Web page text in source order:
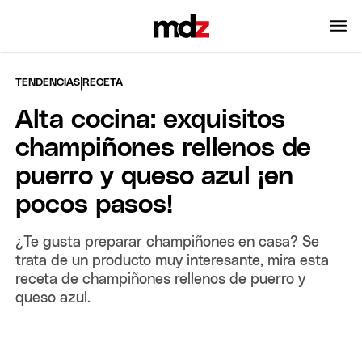
TENDENCIAS |RECETA
Alta cocina: exquisitos
champiñones rellenos de
puerro y queso azul ¡en
pocos pasos!
¿Te gusta preparar champiñones en casa? Se
trata de un producto muy interesante, mira esta
receta de champiñones rellenos de puerro y
queso azul.